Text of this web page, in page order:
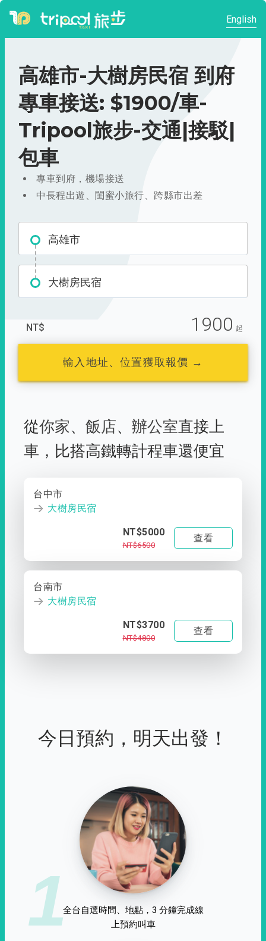
English
高雄市-大樹房民宿 到府
專車接送: $1900/車-
Tripool旅步-交通|接駁|
包車
專車到府，機場接送
中長程出遊、閨蜜小旅行、跨縣市出差
高雄市
大樹房民宿
NT$ 1900 起
輸入地址、位置獲取報價 →
從你家、 飯店、 辦公室直接上
車， 比搭高鐵轉計程車還便宜
台中市
大樹房民宿
NT$5000
NT$6500
查看
台南市
大樹房民宿
NT$3700
NT$4800
查看
今日預約，明天出發！
1全台自選時間、地點，3 分鐘完成線
上預約叫車